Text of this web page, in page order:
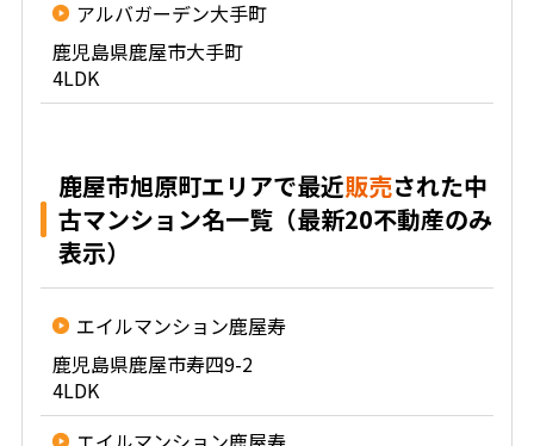
アルバガーデン大手町
鹿児島県鹿屋市大手町
4LDK
鹿屋市旭原町エリアで最近販売された中
古マンション名一覧（最新20不動産のみ
表示）
エイルマンション鹿屋寿
鹿児島県鹿屋市寿四9-2
4LDK